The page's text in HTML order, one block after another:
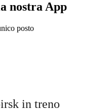
nostra App
posto
in treno